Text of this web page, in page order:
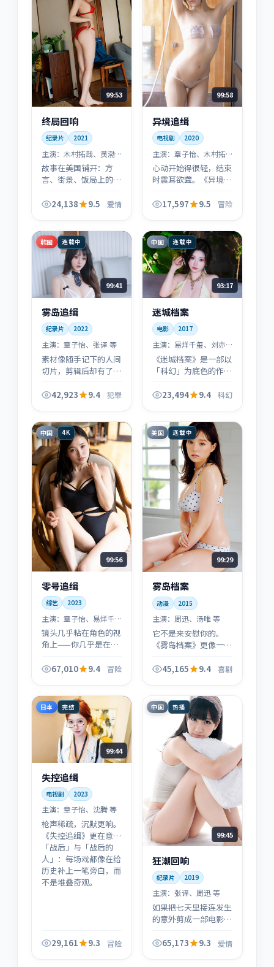
99:53
终局回响
纪录片 2021
主演： 木村拓哉、黄渤
等
故事在美国铺开：方
言、街景、饭局上的潜
从标签还原成可触摸的
24,138 9.5 爱情
99:58
异境追缉
电视剧 2020
主演： 章子怡、木村拓
哉 等
心动开始得很轻，结束
时震耳欲聋。《异境追
「不浪漫」——也因此
17,597 9.5 冒险
韩国 连载中
99:41
雾岛追缉
纪录片 2022
主演： 章子怡、张译 等
素材像随手记下的人间
切片，剪辑后却有了命
追缉》的犯罪气质偏
42,923 9.4 犯罪
中国 连载中
93:17
迷城档案
电影 2017
主演： 易烊千玺、刘亦
菲 等
《迷城档案》是一部以
「科幻」为底色的作
坐标里，把普通人的选
合静心追看。
23,494 9.4 科幻
中国 4K
99:56
零号追缉
综艺 2023
主演： 章子怡、易烊千
玺 等
镜头几乎粘在角色的视
角上——你几乎是在替
与选择；这也是《零号
境。
67,010 9.4 冒险
美国 连载中
99:29
雾岛档案
动漫 2015
主演： 周迅、汤唯 等
它不是来安慰你的。
《雾岛档案》更像一次
普通人还能守住哪一条
45,165 9.4 喜剧
日本 完结
99:44
失控追缉
电视剧 2023
主演： 章子怡、沈腾 等
枪声稀疏，沉默更响。
《失控追缉》更在意
「战后」与「战后的
人」：每场戏都像在给
历史补上一笔旁白，而
不是堆叠奇观。
29,161 9.3 冒险
中国 热播
99:45
狂潮回响
纪录片 2019
主演： 张译、周迅 等
如果把七天里接连发生
的意外剪成一部电影，
这样的呼吸感——中国
65,173 9.3 爱情